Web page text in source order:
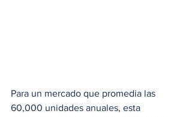
Para un mercado que promedia las
60,000 unidades anuales, esta